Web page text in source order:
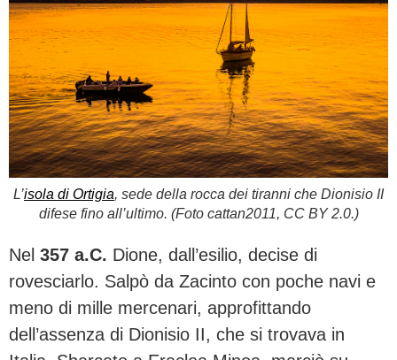
L’isola di Ortigia, sede della rocca dei tiranni che Dionisio II
difese fino all’ultimo. (Foto cattan2011, CC BY 2.0.)
Nel 357 a.C. Dione, dall’esilio, decise di
rovesciarlo. Salpò da Zacinto con poche navi e
meno di mille mercenari, approfittando
dell’assenza di Dionisio II, che si trovava in